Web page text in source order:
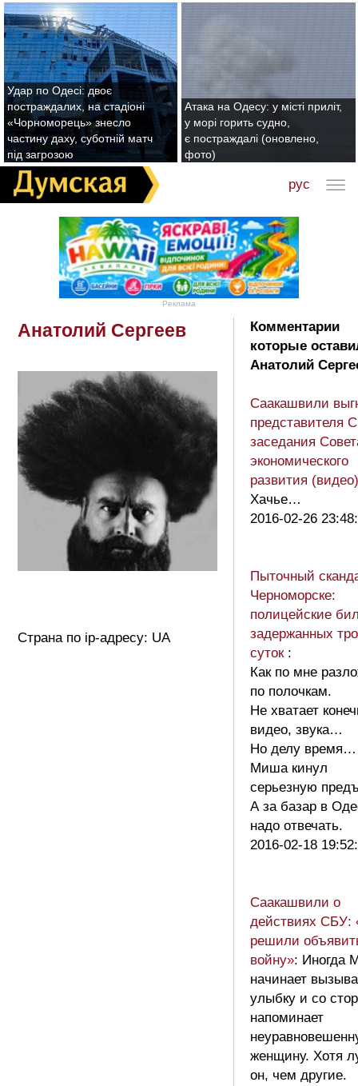
Удар по Одесі: двоє
постраждалих, на стадіоні
«Чорноморець» знесло
частину даху, суботній матч
під загрозою
Атака на Одесу: у місті приліт,
у морі горить судно,
є постраждалі (оновлено,
фото)
рус
Реклама
Анатолий Сергеев
Страна по ip-адресу: UA
Комментарии
которые
Анатолий
Саакашвили
представителя
заседания
экономического
развития (видео)
Хачье…
2016-02-26
Пыточный
Черноморске:
полицейские
задержанных
суток :
Как по мне
по полочкам.
Не хватает
видео, звука…
Но делу время…
Миша кинул
серьезную
А за базар в
надо отвечать.
2016-02-18
Саакашвили о
действиях СБУ:
решили
войну»: Иногда
начинает
улыбку и со
напоминает
женщину. Хотя
он, чем другие.